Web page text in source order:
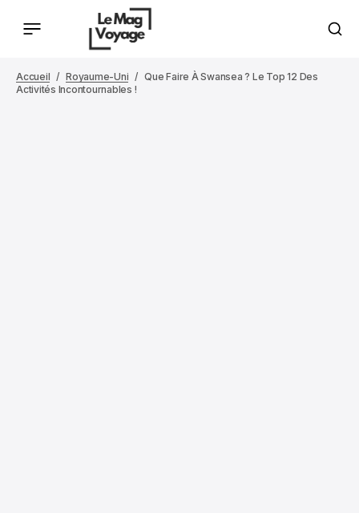
Accueil Royaume-Uni
Que Faire À Swansea ? Le Top 12 Des
Activités Incontournables !